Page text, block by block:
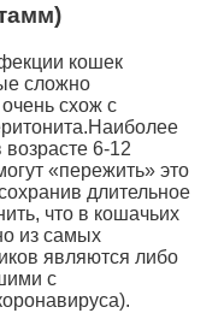
кошек
сложно
схож с
6-12
«пережить» это
длительное
что в кошачьих
из самых
являются либо
с